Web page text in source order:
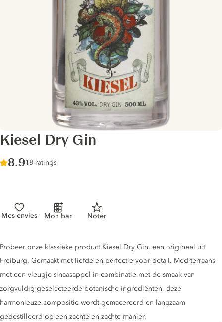
Kiesel Dry Gin
Score :
8.9/ 10
18 ratings
Mes envies Mon bar Noter
Gin description
Probeer onze klassieke product Kiesel Dry Gin, een origineel uit
Freiburg. Gemaakt met liefde en perfectie voor detail. Mediterraans
met een vleugje sinaasappel in combinatie met de smaak van
zorgvuldig geselecteerde botanische ingrediënten, deze
harmonieuze compositie wordt gemacereerd en langzaam
gedestilleerd op een zachte en zachte manier.